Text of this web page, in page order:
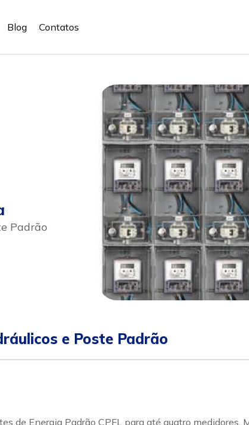
Blog Contatos
Padrão
e Poste Padrão
de Energia Padrão CPFL para até quatro medidores,